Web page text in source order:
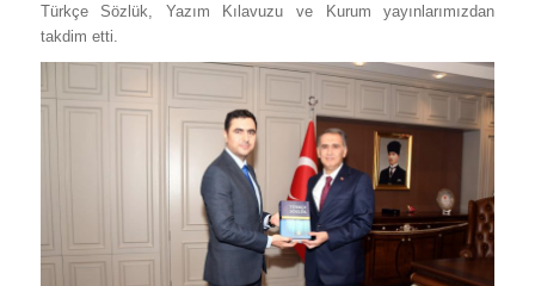
Türkçe Sözlük, Yazım Kılavuzu ve Kurum yayınlarımızdan
takdim etti.